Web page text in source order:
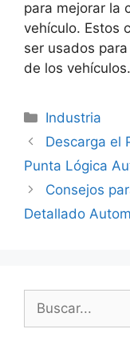
para mejorar la
vehículo. Estos
ser usados
de los vehículos.
Categorías
Industria
Descarga el
Punta Lógica
Consejos
Detallado
Buscar: